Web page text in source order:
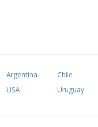
Argentina
Chile
USA
Uruguay